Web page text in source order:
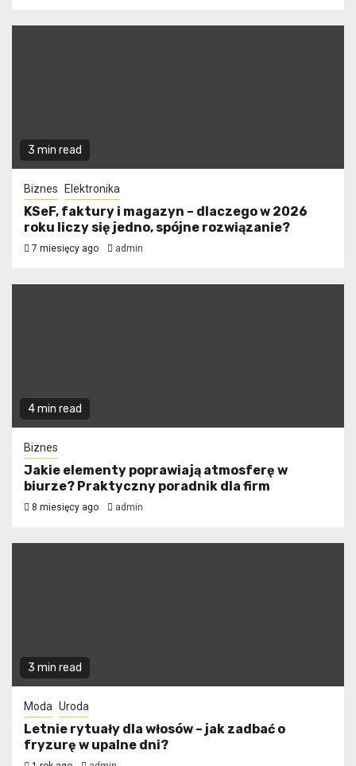
3 min read
Biznes Elektronika
KSeF, faktury i magazyn – dlaczego w 2026
roku liczy się jedno, spójne rozwiązanie?
7 miesięcy ago admin
4 min read
Biznes
Jakie elementy poprawiają atmosferę w
biurze? Praktyczny poradnik dla firm
8 miesięcy ago admin
3 min read
Moda Uroda
Letnie rytuały dla włosów – jak zadbać o
fryzurę w upalne dni?